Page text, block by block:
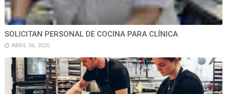
SOLICITAN PERSONAL DE COCINA PARA CLÍNICA
ABRIL 06, 2026